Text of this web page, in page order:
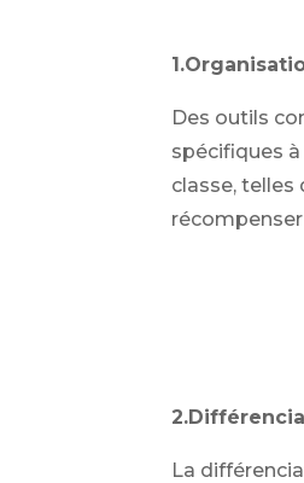
1.
Des outils
spécifiques
classe, telles
La